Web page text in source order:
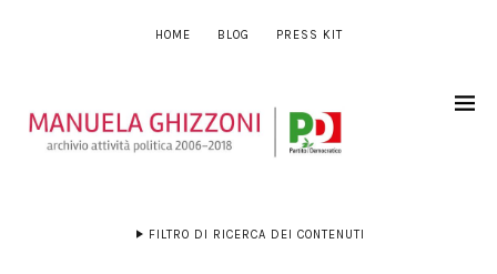
HOME BLOG PRESS KIT
FILTRO DI RICERCA DEI CONTENUTI